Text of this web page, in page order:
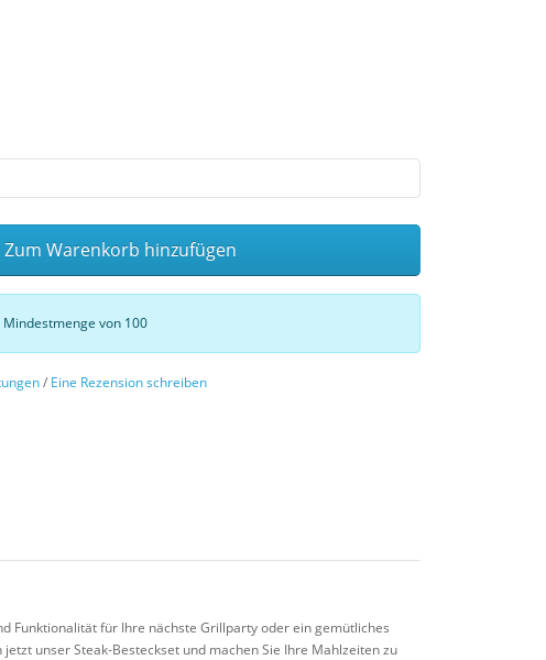
Zum Warenkorb hinzufügen
von 100
/ Eine Rezension schreiben
Funktionalität für Ihre nächste Grillparty oder ein gemütliches
unser Steak-Besteckset und machen Sie Ihre Mahlzeiten zu